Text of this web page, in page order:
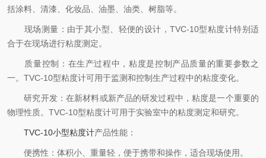
括涂料、清漆、化妆品、油墨、油类、树脂等。
现场测量：由于其小型、轻便的设计，TVC-10型粘度计特别适
合于在现场进行粘度测定。
质量控制：在生产过程中，粘度是控制产品质量的重要参数之
一。TVC-10型粘度计可用于监测和控制生产过程中的粘度变化。
研究开发：在新材料或新产品的研发过程中，粘度是一个重要的
物理性质。TVC-10型粘度计可用于实验室中的粘度测定和研究。
TVC-10小型粘度计产品性能：
便携性：体积小、重量轻，便于携带和操作，适合现场使用。